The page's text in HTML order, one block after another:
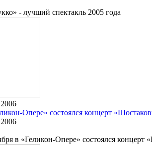
- лучший спектакль 2005 года
Опере» состоялся концерт
в «Геликон-Опере» состоялся концерт